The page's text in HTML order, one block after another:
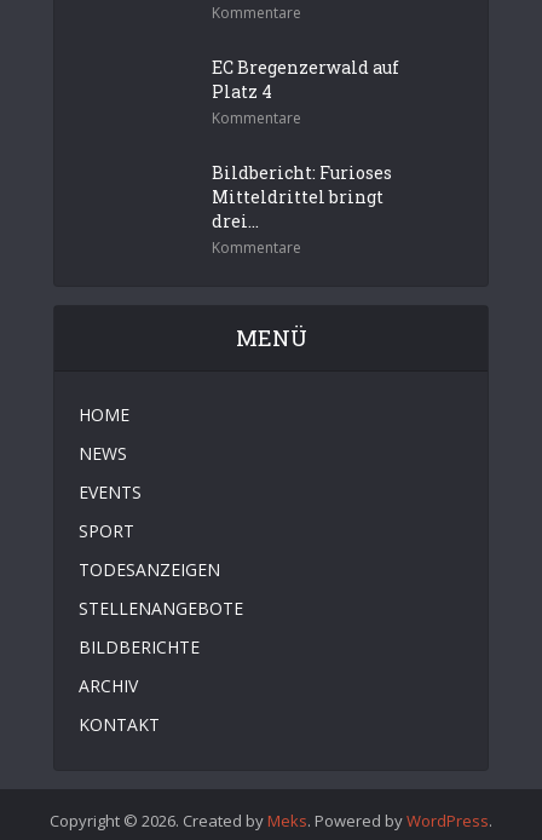
Kommentare
EC Bregenzerwald auf
Platz 4
Kommentare
Bildbericht: Furioses
Mitteldrittel bringt
drei...
Kommentare
MENÜ
HOME
NEWS
EVENTS
SPORT
TODESANZEIGEN
STELLENANGEBOTE
BILDBERICHTE
ARCHIV
KONTAKT
Copyright © 2026. Created by Meks. Powered byWordPress.